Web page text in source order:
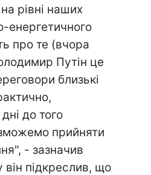
рівні наших
енергетичного
про те (вчора
Путін це
близькі
до того
прийняти
- зазначив
підкреслив, що